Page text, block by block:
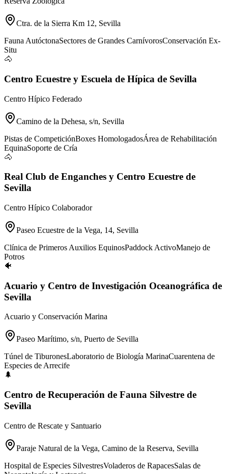
Ctra. de la Sierra Km 12, Sevilla
Fauna AutóctonaSectores de Grandes CarnívorosConservación Ex-
Situ
🐴
Centro Ecuestre y Escuela de Hípica de Sevilla
Centro Hípico Federado
Camino de la Dehesa, s/n, Sevilla
Pistas de CompeticiónBoxes HomologadosÁrea de Rehabilitación
EquinaSoporte de Cría
🐴
Real Club de Enganches y Centro Ecuestre de
Sevilla
Centro Hípico Colaborador
Paseo Ecuestre de la Vega, 14, Sevilla
Clínica de Primeros Auxilios EquinosPaddock ActivoManejo de
Potros
🐠
Acuario y Centro de Investigación Oceanográfica de
Sevilla
Acuario y Conservación Marina
Paseo Marítimo, s/n, Puerto de Sevilla
Túnel de TiburonesLaboratorio de Biología MarinaCuarentena de
Especies de Arrecife
🌲
Centro de Recuperación de Fauna Silvestre de
Sevilla
Centro de Rescate y Santuario
Paraje Natural de la Vega, Camino de la Reserva, Sevilla
Hospital de Especies SilvestresVoladeros de RapacesSalas de